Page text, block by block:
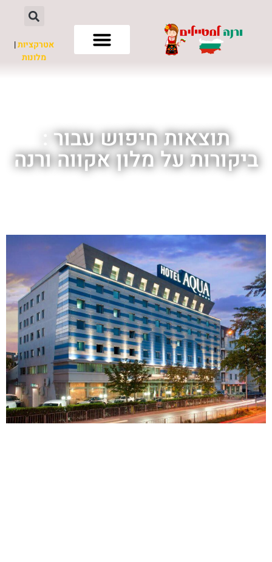
אטרקציות|
מלונות
תוצאות חיפוש עבור :
ביקורות על מלון אקווה ורנה